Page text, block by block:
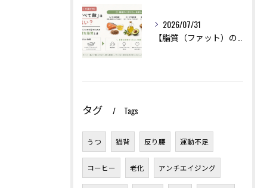
2026/07/31
タグ Tags
うつ 猫背 反り腰 運動不足
コーヒー 老化 アンチエイジング